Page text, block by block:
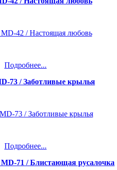
Подробнее...
73 / Заботливые крылья
Подробнее...
71 / Блистающая русалочка